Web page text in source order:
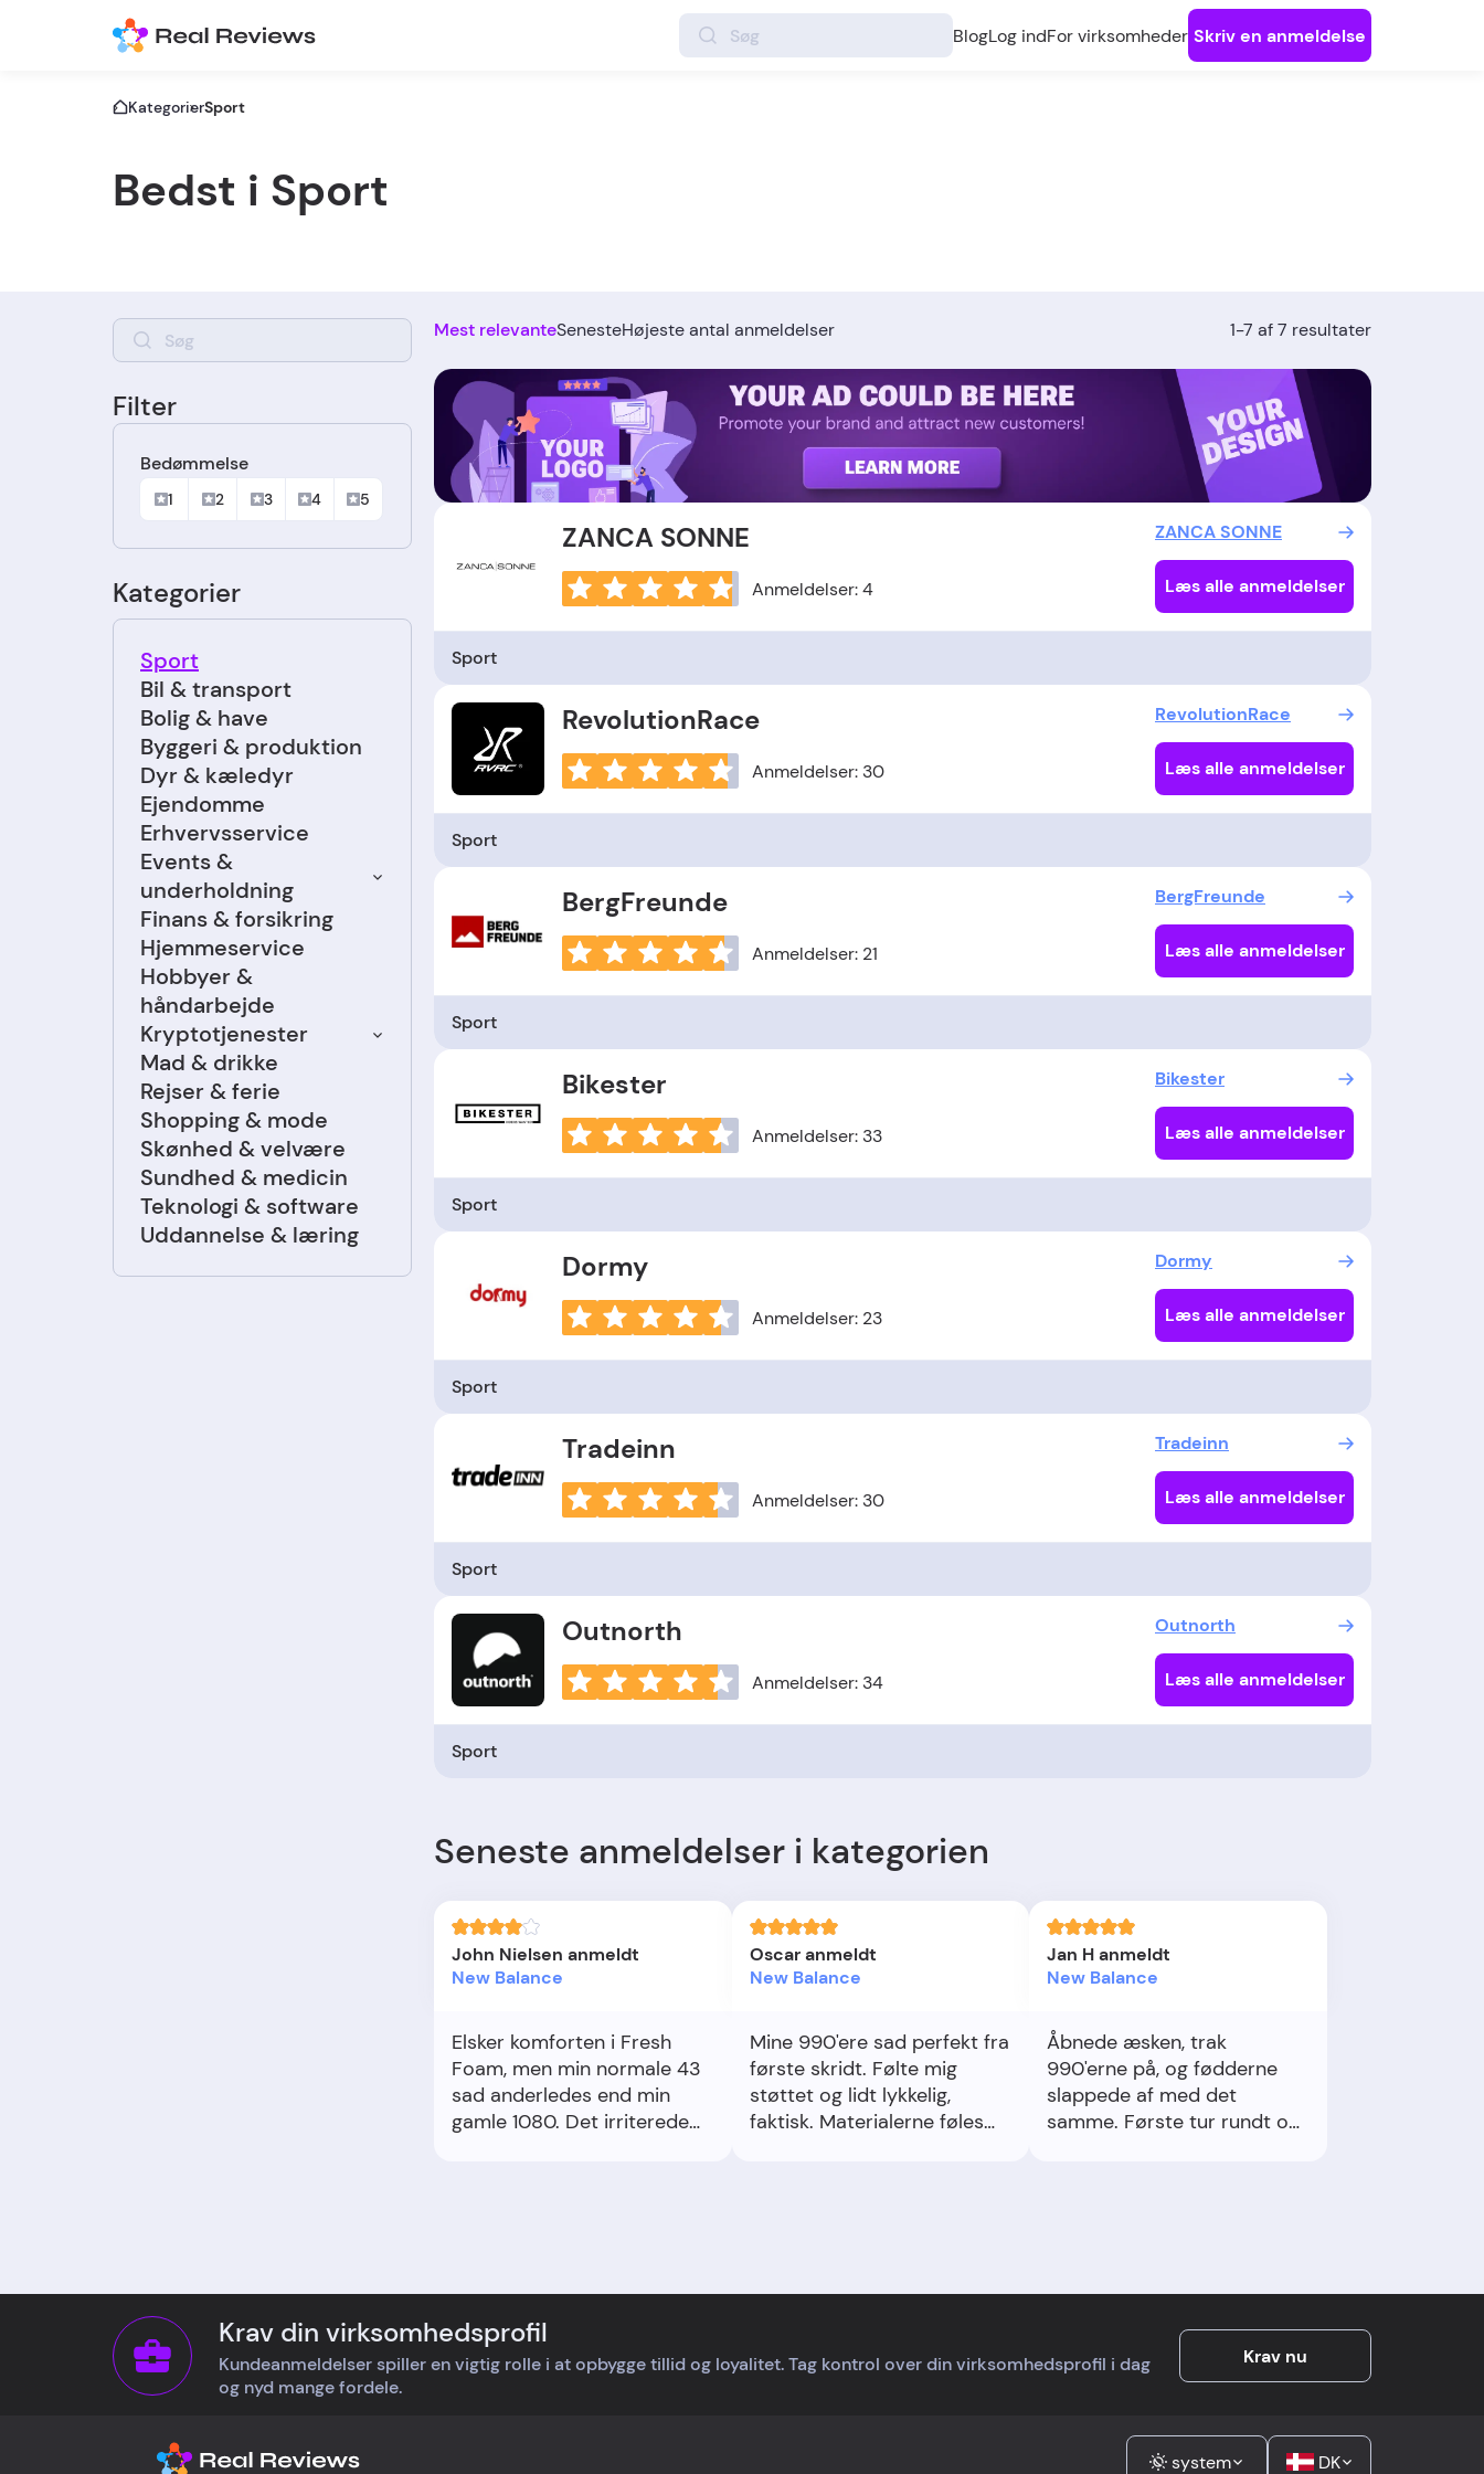
BlogLog indFor virksomheder Skriv en anmeldelse
KategorierSport
Bedst i Sport
Filter
Bedømmelse
1 2 3 4 5
Kategorier
Bil & transport
Bolig & have
Byggeri & produktion
Dyr & kæledyr
Ejendomme
Erhvervsservice
Events &
underholdning
Finans & forsikring
Hjemmeservice
Hobbyer &
håndarbejde
Kryptotjenester
Mad & drikke
Rejser & ferie
Shopping & mode
Skønhed & velvære
Sport
Sundhed & medicin
Teknologi & software
Uddannelse & læring
Mest relevanteSenesteHøjeste antal anmeldelser 1-7 af 7 resultater
ZANCA SONNE
Anmeldelser: 4
ZANCA SONNE
Læs alle anmeldelser
Sport
RevolutionRace
Anmeldelser: 30
RevolutionRace
Læs alle anmeldelser
Sport
BergFreunde
Anmeldelser: 21
BergFreunde
Læs alle anmeldelser
Sport
Bikester
Anmeldelser: 33
Bikester
Læs alle anmeldelser
Sport
Dormy
Anmeldelser: 23
Dormy
Læs alle anmeldelser
Sport
Tradeinn
Anmeldelser: 30
Tradeinn
Læs alle anmeldelser
Sport
Outnorth
Anmeldelser: 34
Outnorth
Læs alle anmeldelser
Sport
Seneste anmeldelser i kategorien
John Nielsen anmeldt
New Balance
Elsker komforten i Fresh
Foam, men min normale 43
sad anderledes end min
gamle 1080. Det irriterede
Oscar anmeldt
New Balance
Mine 990'ere sad perfekt fra
første skridt. Følte mig
støttet og lidt lykkelig,
faktisk. Materialerne føles
Jan H anmeldt
New Balance
Åbnede æsken, trak
990'erne på, og fødderne
slappede af med det
samme. Første tur rundt om
Krav din virksomhedsprofil
Kundeanmeldelser spiller en vigtig rolle i at opbygge tillid og loyalitet. Tag kontrol over din virksomhedsprofil i dag
og nyd mange fordele.
Krav nu
system DK